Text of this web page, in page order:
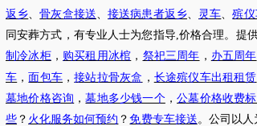
返乡 、骨灰盒接送 、接送病患者返乡、 灵车 、殡
同安葬方式，有专业人士为您指导 ,价格合理。提
制冷冰柜， 购买租用冰棺 ， 祭祀三周年 ， 办五周年
车 ， 面包车 ，接站拉骨灰盒 ， 长途殡仪车出租租赁
墓地价格咨询 ，墓地多少钱一个，公墓价格收费
些 ？ 火化服务如何预约 ？免费专车接送 。公司以人